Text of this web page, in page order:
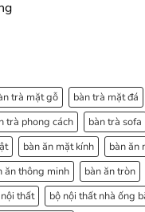
trà mặt gỗ
bàn trà mặt đá
trà phong cách bàn trà sofa
bàn ăn mặt kính
bàn ăn
ăn thông minh
bàn ăn tròn
thất
bộ nội thất nhà ống